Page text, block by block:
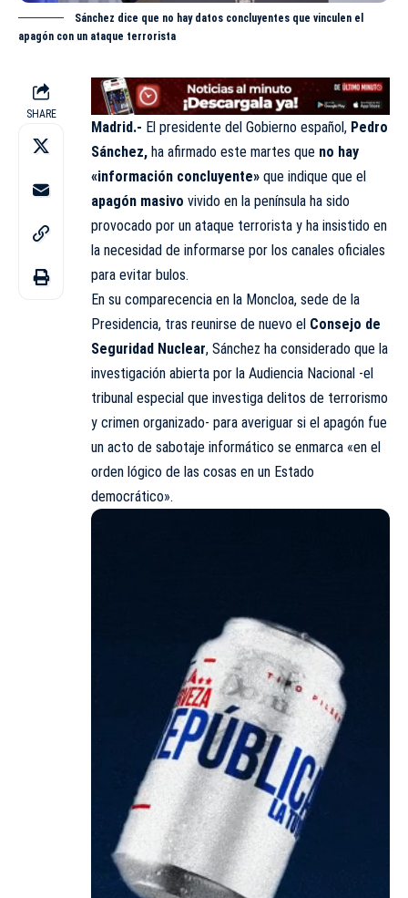
Sánchez dice que no hay datos concluyentes que vinculen el
apagón con un ataque terrorista
SHARE
Madrid.- El presidente del Gobierno español, Pedro
Sánchez, ha afirmado este martes que no hay
«información concluyente» que indique que el
apagón masivo vivido en la península ha sido
provocado por un ataque terrorista y ha insistido en
la necesidad de informarse por los canales oficiales
para evitar bulos.
En su comparecencia en la Moncloa, sede de la
Presidencia, tras reunirse de nuevo el Consejo de
Seguridad Nuclear, Sánchez ha considerado que la
investigación abierta por la Audiencia Nacional -el
tribunal especial que investiga delitos de terrorismo
y crimen organizado- para averiguar si el apagón fue
un acto de sabotaje informático se enmarca «en el
orden lógico de las cosas en un Estado
democrático».